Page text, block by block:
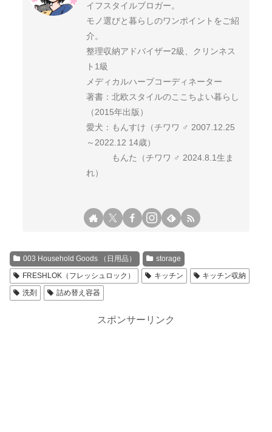
イフスタイルブロガー。
モノ選びと暮らしのワンポイントをご紹
介。
整理収納アドバイザー2級、クリンネス
ト1級
メディカルハーブコーディネーター
著書：北欧スタイルのここちよい暮らし
（2015年出版）
愛犬：もんすけ（チワワ ♂ 2007.12.25
～2022.12 14歳）
もんた（チワワ ♂ 2024.8.1生ま
れ）
003 Household Goods （日用品）
storage
FRESHLOK（フレッシュロック）
キッチン
キッチン収納
洗剤
詰め替え容器
スポンサーリンク